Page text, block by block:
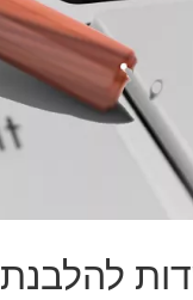
להלבנת